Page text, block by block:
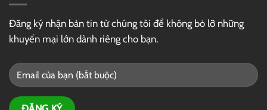
Đăng ký nhận bản tin từ chúng tôi để không bỏ lỡ những
khuyến mại lớn dành riêng cho bạn.